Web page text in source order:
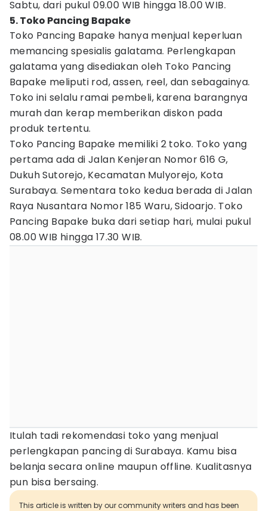
Sabtu, dari pukul 09.00 WIB hingga 18.00 WIB.
5. Toko Pancing Bapake
Toko Pancing Bapake hanya menjual keperluan
memancing spesialis galatama. Perlengkapan
galatama yang disediakan oleh Toko Pancing
Bapake meliputi rod, assen, reel, dan sebagainya.
Toko ini selalu ramai pembeli, karena barangnya
murah dan kerap memberikan diskon pada
produk tertentu.
Toko Pancing Bapake memiliki 2 toko. Toko yang
pertama ada di Jalan Kenjeran Nomor 616 G,
Dukuh Sutorejo, Kecamatan Mulyorejo, Kota
Surabaya. Sementara toko kedua berada di Jalan
Raya Nusantara Nomor 185 Waru, Sidoarjo. Toko
Pancing Bapake buka dari setiap hari, mulai pukul
08.00 WIB hingga 17.30 WIB.
Itulah tadi rekomendasi toko yang menjual
perlengkapan pancing di Surabaya. Kamu bisa
belanja secara online maupun offline. Kualitasnya
pun bisa bersaing.
This article is written by our community writers and has been